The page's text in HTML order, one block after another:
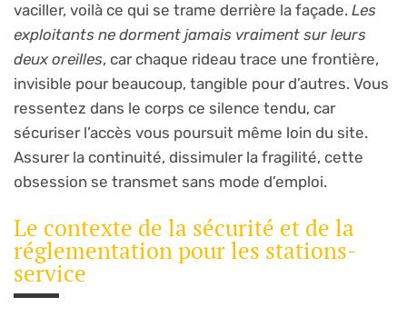
vaciller, voilà ce qui se trame derrière la façade. Les
exploitants ne dorment jamais vraiment sur leurs
deux oreilles, car chaque rideau trace une frontière,
invisible pour beaucoup, tangible pour d’autres. Vous
ressentez dans le corps ce silence tendu, car
sécuriser l’accès vous poursuit même loin du site.
Assurer la continuité, dissimuler la fragilité, cette
obsession se transmet sans mode d’emploi.
Le contexte de la sécurité et de la
réglementation pour les stations-
service